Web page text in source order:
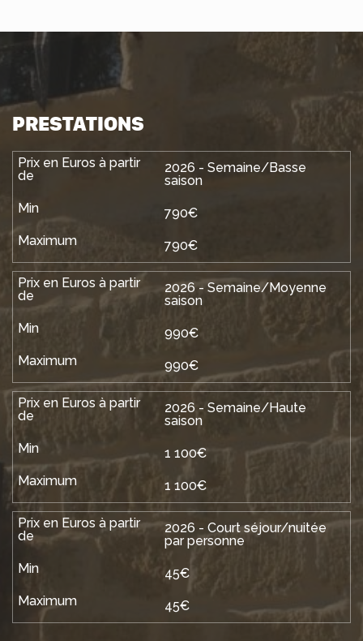
PRESTATIONS
2026 - Semaine/Basse
saison
790€
790€
2026 - Semaine/Moyenne
saison
990€
990€
2026 - Semaine/Haute
saison
1 100€
1 100€
2026 - Court séjour/nuitée
par personne
45€
45€